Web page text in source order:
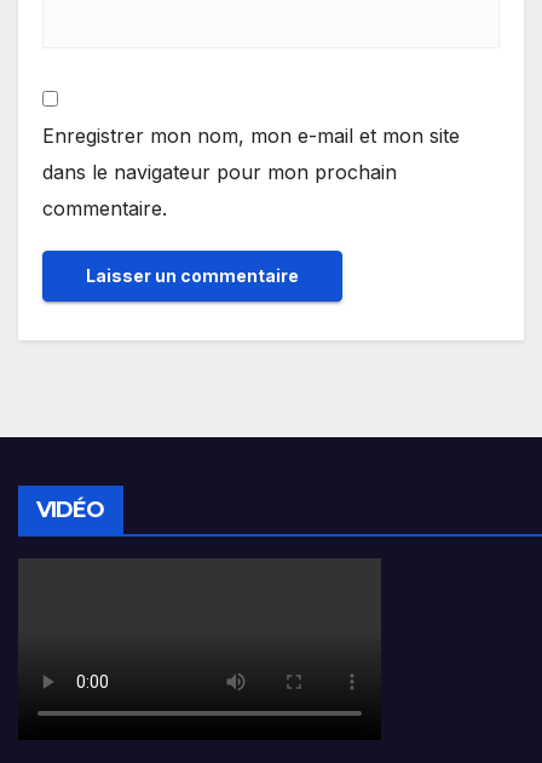
Enregistrer mon nom, mon e-mail et mon site
dans le navigateur pour mon prochain
commentaire.
VIDÉO